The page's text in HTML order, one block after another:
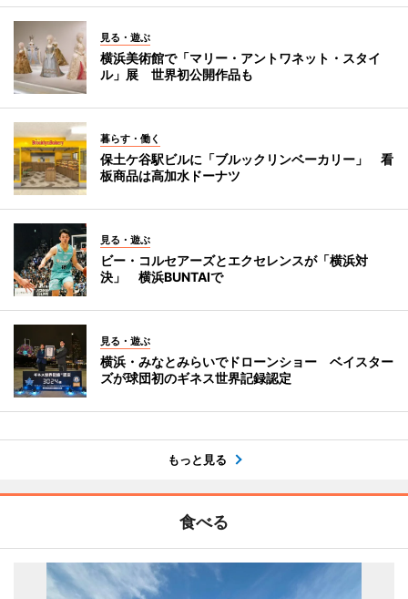
見る・遊ぶ
横浜美術館で「マリー・アントワネット・スタイ
ル」展 世界初公開作品も
暮らす・働く
保土ケ谷駅ビルに「ブルックリンベーカリー」 看
板商品は高加水ドーナツ
見る・遊ぶ
ビー・コルセアーズとエクセレンスが「横浜対
決」 横浜BUNTAIで
見る・遊ぶ
横浜・みなとみらいでドローンショー ベイスター
ズが球団初のギネス世界記録認定
もっと見る
食べる